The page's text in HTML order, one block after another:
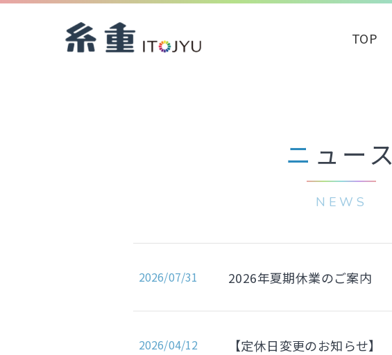
TOP
ニュース
NEWS
2026/07/31 2026年夏期休業のご案内
2026/04/12 【定休日変更のお知らせ】